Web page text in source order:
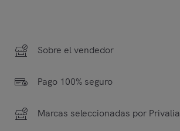
Sobre el vendedor
Pago 100% seguro
Marcas seleccionadas por Privalia